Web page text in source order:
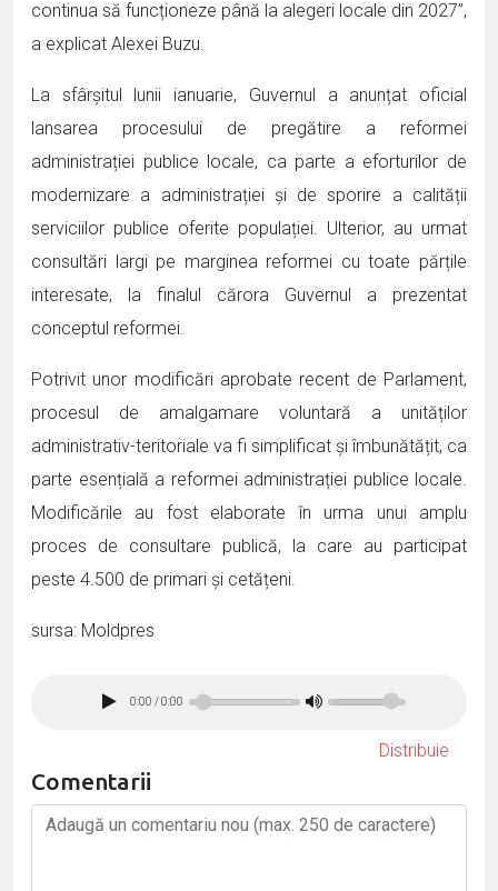
continua să funcționeze până la alegeri locale din 2027”,
a explicat Alexei Buzu.
La sfârșitul lunii ianuarie, Guvernul a anunțat oficial
lansarea procesului de pregătire a reformei
administrației publice locale, ca parte a eforturilor de
modernizare a administrației și de sporire a calității
serviciilor publice oferite populației. Ulterior, au urmat
consultări largi pe marginea reformei cu toate părțile
interesate, la finalul cărora Guvernul a prezentat
conceptul reformei.
Potrivit unor modificări aprobate recent de Parlament,
procesul de amalgamare voluntară a unităților
administrativ-teritoriale va fi simplificat și îmbunătățit, ca
parte esențială a reformei administrației publice locale.
Modificările au fost elaborate în urma unui amplu
proces de consultare publică, la care au participat
peste 4.500 de primari și cetățeni.
sursa: Moldpres
0:00 /0:00
Distribuie
Comentarii